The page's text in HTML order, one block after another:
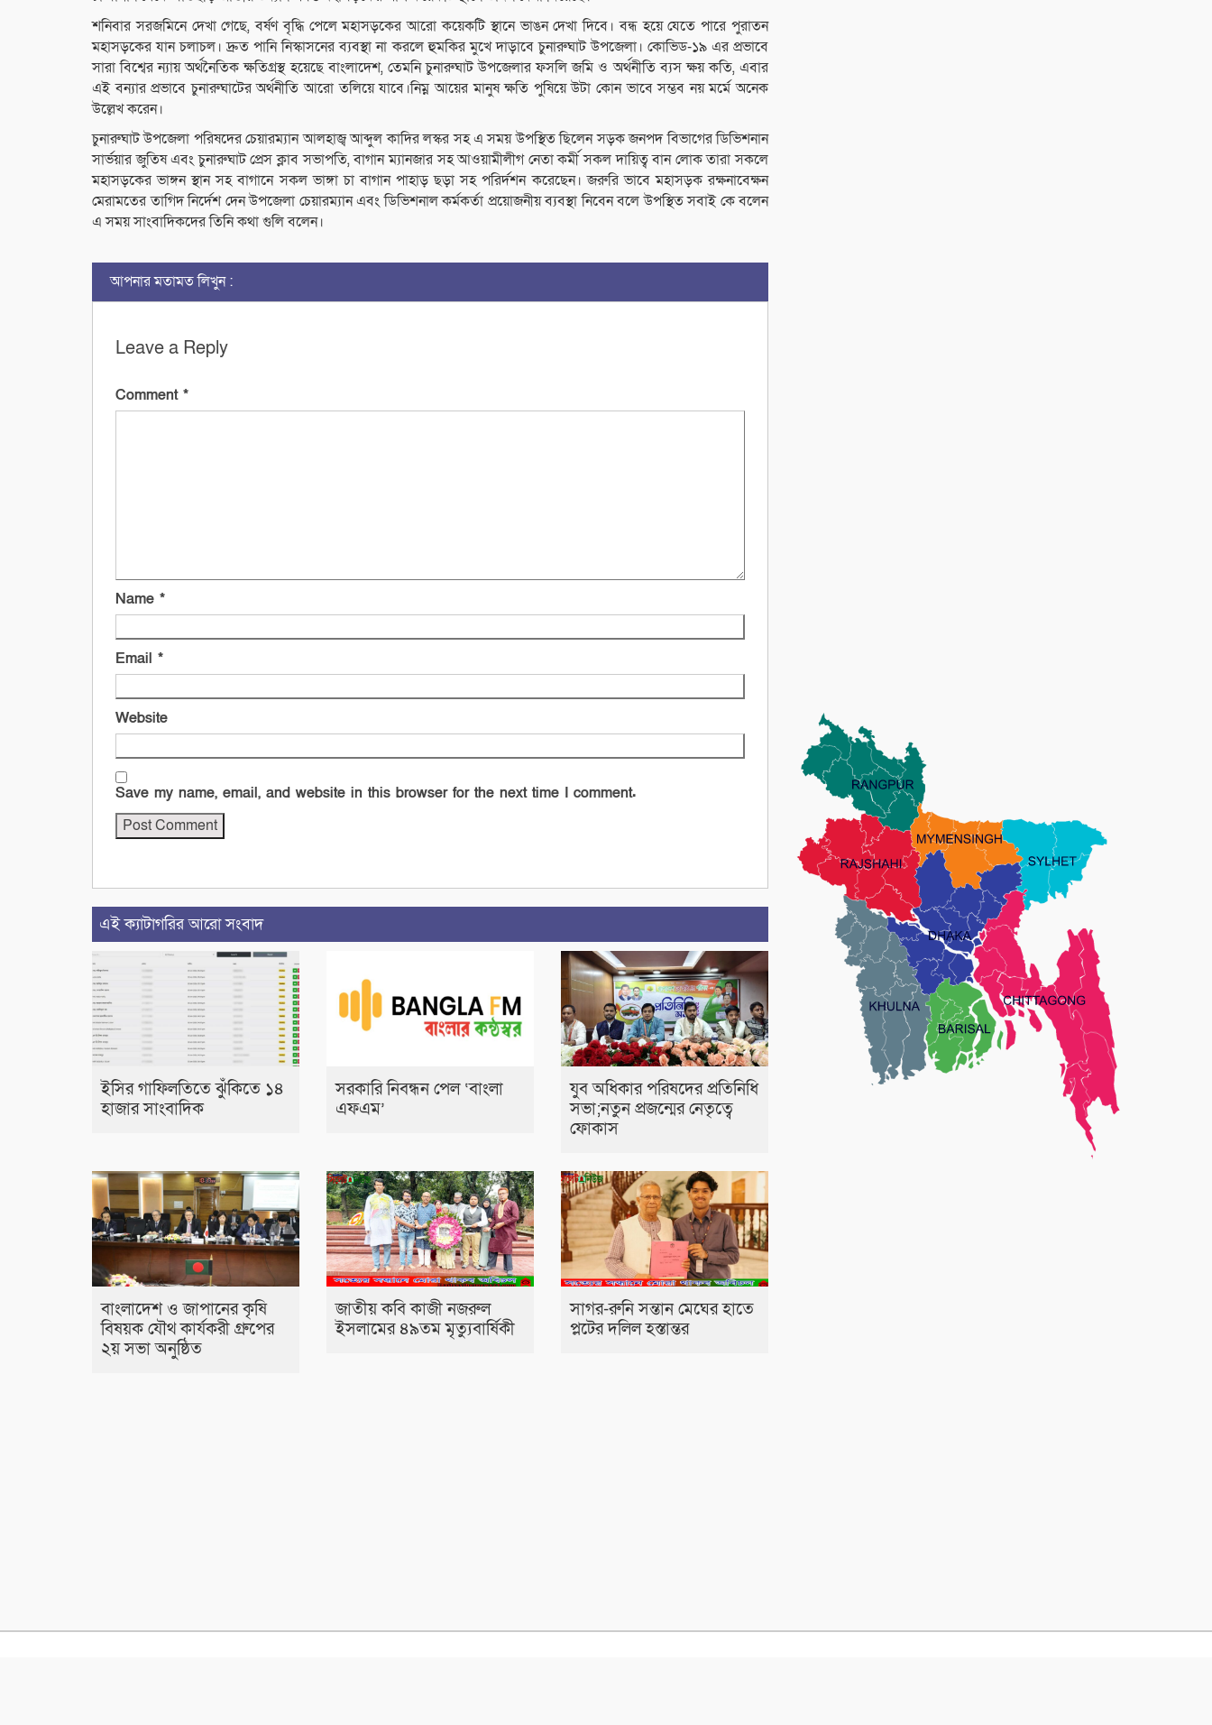
শনিবার সরজমিনে দেখা গেছে, বর্ষণ বৃদ্ধি পেলে মহাসড়কের আরো কয়েকটি স্থানে ভাঙন দেখা দিবে। বন্ধ হয়ে যেতে পারে পুরাতন
মহাসড়কের যান চলাচল। দ্রুত পানি নিস্কাসনের ব্যবস্থা না করলে হুমকির মুখে দাড়াবে চুনারুঘাট উপজেলা। কোভিড-১৯ এর প্রভাবে
সারা বিশ্বের ন্যায় অর্থনৈতিক ক্ষতিগ্রস্থ হয়েছে বাংলাদেশ, তেমনি চুনারুঘাট উপজেলার ফসলি জমি ও অর্থনীতি ব্যস ক্ষয় কতি, এবার
এই বন্যার প্রভাবে চুনারুঘাটের অর্থনীতি আরো তলিয়ে যাবে।নিম্ন আয়ের মানুষ ক্ষতি পুষিয়ে উটা কোন ভাবে সম্ভব নয় মর্মে অনেক
উল্লেখ করেন।
চুনারুঘাট উপজেলা পরিষদের চেয়ারম্যান আলহাজ্ব আব্দুল কাদির লস্কর সহ এ সময় উপস্থিত ছিলেন সড়ক জনপদ বিভাগের ডিভিশনান
সার্ভয়ার জুতিষ এবং চুনারুঘাট প্রেস ক্লাব সভাপতি, বাগান ম্যানজার সহ আওয়ামীলীগ নেতা কর্মী সকল দায়িত্ব বান লোক তারা সকলে
মহাসড়কের ভাঙ্গন স্থান সহ বাগানে সকল ভাঙ্গা চা বাগান পাহাড় ছড়া সহ পরির্দশন করেছেন। জরুরি ভাবে মহাসড়ক রক্ষনাবেক্ষন
মেরামতের তাগিদ নির্দেশ দেন উপজেলা চেয়ারম্যান এবং ডিভিশনাল কর্মকর্তা প্রয়োজনীয় ব্যবস্থা নিবেন বলে উপস্থিত সবাই কে বলেন
এ সময় সাংবাদিকদের তিনি কথা গুলি বলেন।
আপনার মতামত লিখুন :
Leave a Reply
Comment *
Name *
Email *
Website
Save my name, email, and website in this browser for the next time I comment.
এই ক্যাটাগরির আরো সংবাদ
ইসির গাফিলতিতে ঝুঁকিতে ১৪
হাজার সাংবাদিক
সরকারি নিবন্ধন পেল ‘বাংলা
এফএম’
যুব অধিকার পরিষদের প্রতিনিধি
সভা;নতুন প্রজন্মের নেতৃত্বে
ফোকাস
বাংলাদেশ ও জাপানের কৃষি
বিষয়ক যৌথ কার্যকরী গ্রুপের
২য় সভা অনুষ্ঠিত
জাতীয় কবি কাজী নজরুল
ইসলামের ৪৯তম মৃত্যুবার্ষিকী
সাগর-রুনি সন্তান মেঘের হাতে
প্লটের দলিল হস্তান্তর